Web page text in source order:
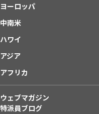
ヨーロッパ
中南米
ハワイ
アジア
アフリカ
ウェブマガジン
特派員ブログ